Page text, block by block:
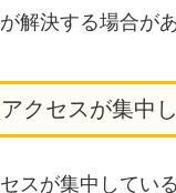
解決する場合があ
クセスが集中
スが集中してい